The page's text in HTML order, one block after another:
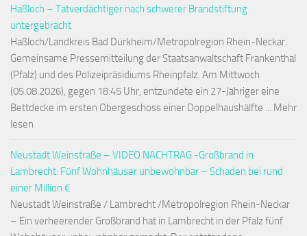
Haßloch – Tatverdächtiger nach schwerer Brandstiftung
untergebracht
Haßloch/Landkreis Bad Dürkheim/Metropolregion Rhein-Neckar.
Gemeinsame Pressemitteilung der Staatsanwaltschaft Frankenthal
(Pfalz) und des Polizeipräsidiums Rheinpfalz. Am Mittwoch
(05.08.2026), gegen 18:45 Uhr, entzündete ein 27-Jähriger eine
Bettdecke im ersten Obergeschoss einer Doppelhaushälfte ... Mehr
lesen
Neustadt Weinstraße – VIDEO NACHTRAG -Großbrand in
Lambrecht: Fünf Wohnhäuser unbewohnbar – Schaden bei rund
einer Million €
Neustadt Weinstraße / Lambrecht /Metropolregion Rhein-Neckar
– Ein verheerender Großbrand hat in Lambrecht in der Pfalz fünf